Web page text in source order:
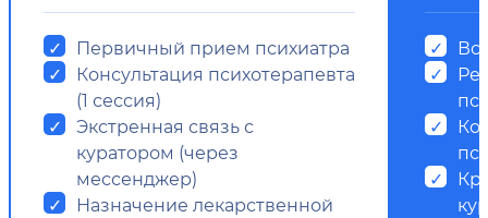
Первичный прием психиатра
Консультация психотерапевта
(1 сессия)
Экстренная связь с
куратором (через
мессенджер)
Назначение лекарственной